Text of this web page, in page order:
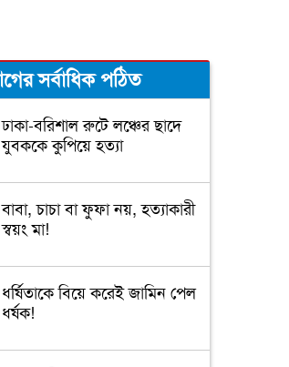
সর্বাধিক পঠিত
ঢাকা-বরিশাল রুটে লঞ্চের ছাদে
যুবককে কুপিয়ে হত্যা
বাবা, চাচা বা ফুফা নয়, হত্যাকারী
স্বয়ং মা!
ধর্ষিতাকে বিয়ে করেই জামিন পেল
ধর্ষক!